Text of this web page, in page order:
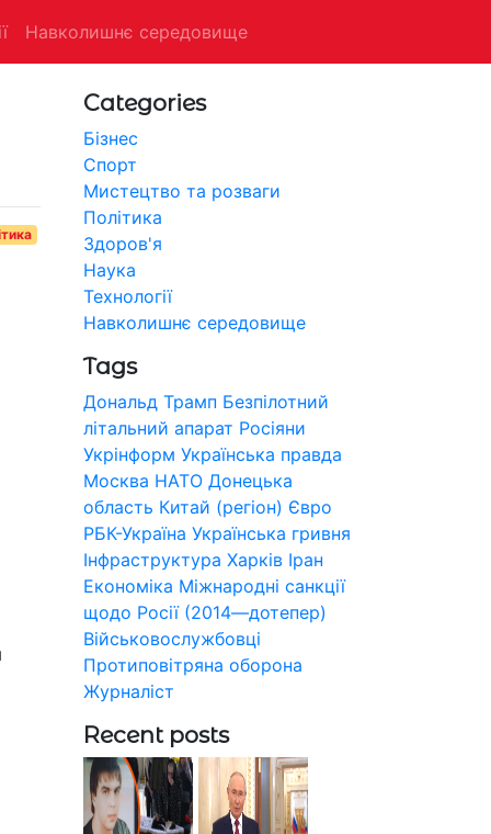
Навколишнє середовище
Categories
Бізнес
Спорт
Мистецтво та розваги
Політика
Здоров'я
Наука
Технології
Навколишнє середовище
Tags
Дональд Трамп Безпілотний
літальний апарат Росіяни
Укрінформ Українська правда
Москва НАТО Донецька
область Китай (регіон) Євро
РБК-Україна Українська гривня
Інфраструктура Харків Іран
Економіка Міжнародні санкції
щодо Росії (2014—дотепер)
Військовослужбовці
Протиповітряна оборона
Журналіст
Recent posts